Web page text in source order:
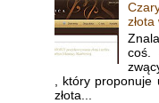
coś.
, który proponuje
złota...